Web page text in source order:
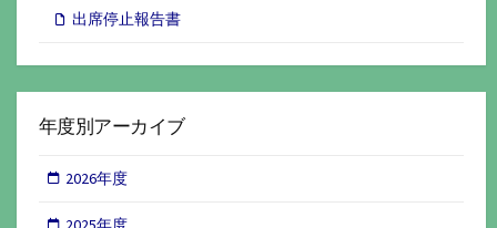
出席停止報告書
年度別アーカイブ
2026年度